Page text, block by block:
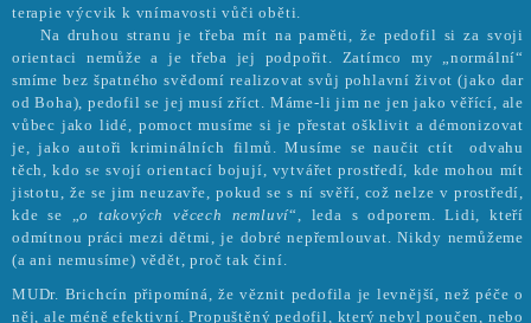
terapie výcvik k vnímavosti vůči oběti.
Na druhou stranu je třeba mít na paměti, že pedofil si za svoji
orientaci nemůže a je třeba jej podpořit. Zatímco my „normální“
smíme bez špatného svědomí realizovat svůj pohlavní život (jako dar
od Boha), pedofil se jej musí zříct. Máme-li jim ne jen jako věřící, ale
vůbec jako lidé, pomoct musíme si je přestat ošklivit a démonizovat
je, jako autoři kriminálních filmů. Musíme se naučit ctít
odvahu
těch, kdo se svojí orientací bojují, vytvářet prostředí, kde mohou mít
jistotu, že se jim neuzavře, pokud se s ní svěří, což nelze v prostředí,
kde se „o takových věcech nemluví“, leda s odporem. Lidi, kteří
odmítnou práci mezi dětmi, je dobré nepřemlouvat. Nikdy nemůžeme
(a ani nemusíme) vědět, proč tak činí.
MUDr. Brichcín připomíná, že věznit pedofila je levnější, než péče o
něj, ale méně efektivní. Propuštěný pedofil, který nebyl poučen, nebo